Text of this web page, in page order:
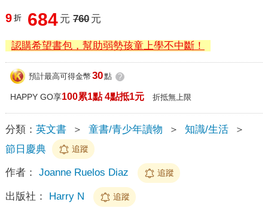
9 折 684 元 760 元
認購希望書包，幫助弱勢孩童上學不中斷！
預計最高可得金幣 30點 ?
HAPPY GO享100累1點 4點抵1元 折抵無上限
分類： 英文書 ＞ 童書/青少年讀物 ＞ 知識/生活
＞
節日慶典
追蹤
作者： Joanne Ruelos Diaz 追蹤
出版社： Harry N 追蹤